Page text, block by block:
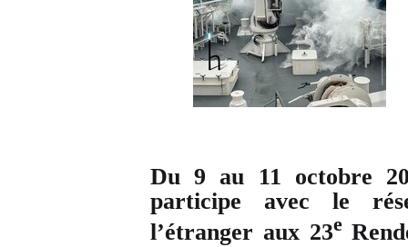
Du 9 au 11 octobre
participe avec le
l’étranger aux 23e